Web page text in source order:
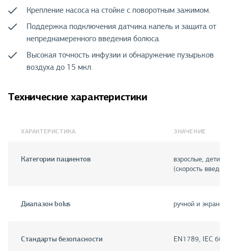
Крепление насоса на стойке с поворотным зажимом.
Поддержка подключения датчика капель и защита от
непреднамеренного введения болюса.
Высокая точность инфузии и обнаружение пузырьков
воздуха до 15 мкл.
Технические характеристики
ХАРАКТЕРИСТИКА ЗНАЧЕНИЕ
Категории пациентов
взрослые, дети,
(скорость
Диапазон bolus ручной и
Стандарты безопасности EN1789, IEC